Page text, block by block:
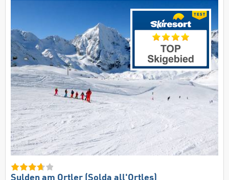
Sulden am Ortler (Solda all'Ortles)